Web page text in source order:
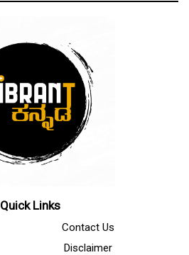
Quick Links
Contact Us
Disclaimer